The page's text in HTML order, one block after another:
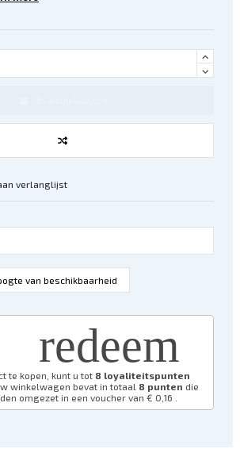
verlanglijst
redeem
te kopen, kunt u tot 8 loyaliteitspunten
winkelwagen bevat in totaal 8 punten die
omgezet in een voucher van € 0,16